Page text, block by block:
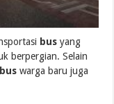
bus yang
berpergian. Selain
bus warga baru juga